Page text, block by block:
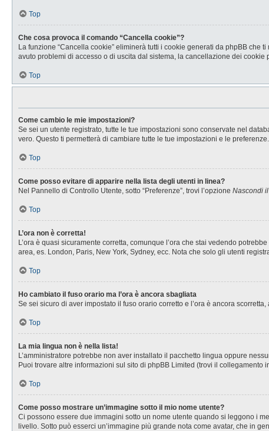
Top
Che cosa provoca il comando “Cancella cookie”?
La funzione “Cancella cookie” eliminerà tutti i cookie generati da phpBB che
avuto problemi di accesso o di uscita dal sistema, la cancellazione dei cookie
Top
Come cambio le mie impostazioni?
Se sei un utente registrato, tutte le tue impostazioni sono conservate nel
vero. Questo ti permetterà di cambiare tutte le tue impostazioni e le preferenze.
Top
Come posso evitare di apparire nella lista degli utenti in linea?
Nel Pannello di Controllo Utente, sotto “Preferenze”, trovi l’opzione Nascondi
Top
L’ora non è corretta!
L’ora è quasi sicuramente corretta, comunque l’ora che stai vedendo
area, es. London, Paris, New York, Sydney, ecc. Nota che solo gli utenti
Top
Ho cambiato il fuso orario ma l’ora è ancora sbagliata
Se sei sicuro di aver impostato il fuso orario corretto e l’ora è ancora
Top
La mia lingua non è nella lista!
L’amministratore potrebbe non aver installato il pacchetto lingua oppure
Puoi trovare altre informazioni sul sito di phpBB Limited (trovi il collegamento
Top
Come posso mostrare un’immagine sotto il mio nome utente?
Ci possono essere due immagini sotto un nome utente quando si leggono i
livello. Sotto può esserci un’immagine più grande nota come avatar, che in